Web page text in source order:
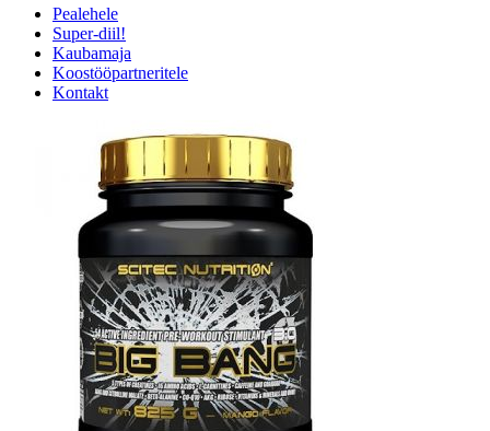
Pealehele
Super-diil!
Kaubamaja
Koostööpartneritele
Kontakt